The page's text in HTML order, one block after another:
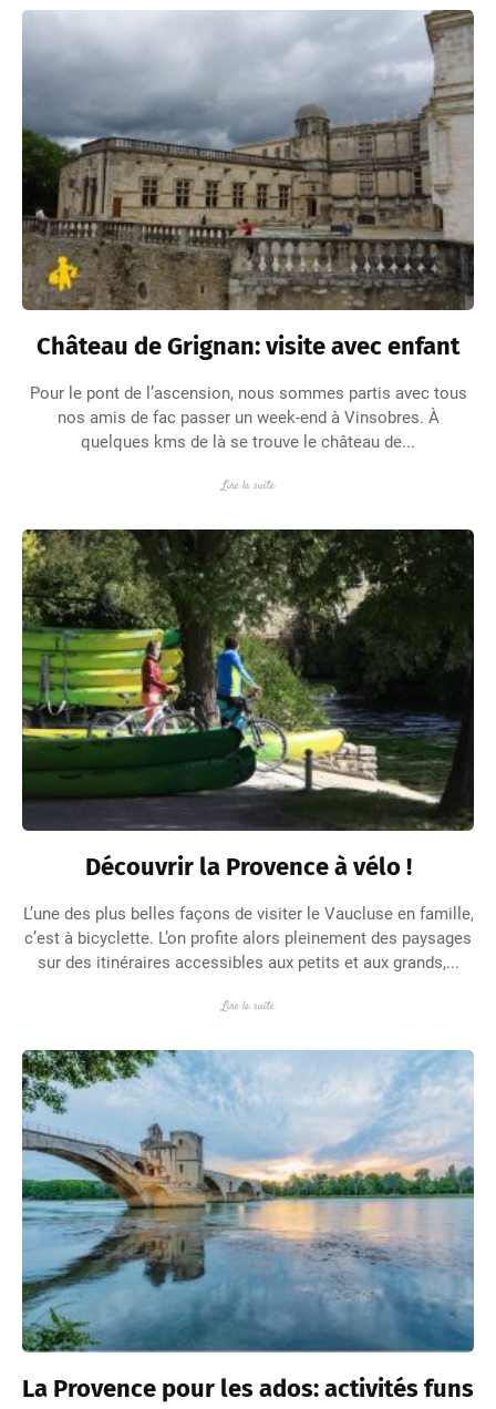
Château de Grignan: visite avec enfant
Pour le pont de l’ascension, nous sommes partis avec tous
nos amis de fac passer un week-end à Vinsobres. À
quelques kms de là se trouve le château de...
Lire la suite
Découvrir la Provence à vélo !
L’une des plus belles façons de visiter le Vaucluse en famille,
c’est à bicyclette. L’on profite alors pleinement des paysages
sur des itinéraires accessibles aux petits et aux grands,...
Lire la suite
La Provence pour les ados: activités funs